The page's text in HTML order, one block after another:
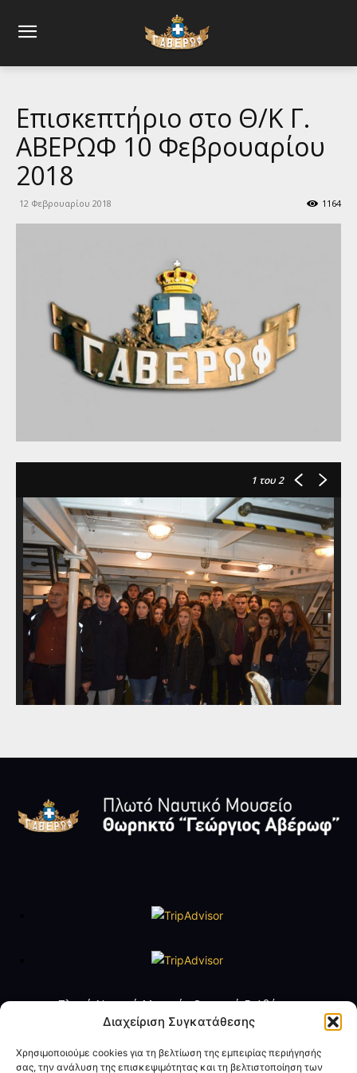
Διαχείριση Συγκατάθεσης
Χρησιμοποιούμε cookies για τη βελτίωση της εμπειρίας περιήγησής
σας, την ανάλυση της επισκεψιμότητας και τη βελτιστοποίηση των
Επισκεπτήριο στο Θ/Κ Γ.
ΑΒΕΡΩΦ 10 Φεβρουαρίου
2018
12 Φεβρουαρίου 2018 1164
1 του 2
Πλωτό Ναυτικό Μουσείο Θωρηκτό Γ. Αβέρωφ
Τηλ. +30 2109888211